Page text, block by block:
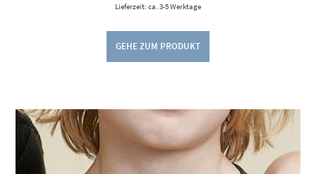
Lieferzeit: ca. 3-5 Werktage
GEHE ZUM PRODUKT